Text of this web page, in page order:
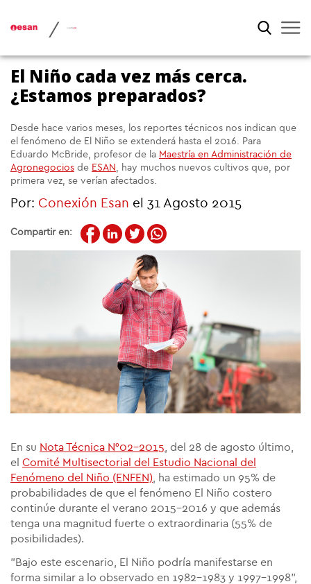
/
El Niño cada vez más cerca.
¿Estamos preparados?
Desde hace varios meses, los reportes técnicos nos indican que
el fenómeno de El Niño se extenderá hasta el 2016. Para
Eduardo McBride, profesor de la Maestría en Administración de
Agronegocios de ESAN , hay muchos nuevos cultivos que, por
primera vez, se verían afectados.
Por: Conexión Esan el 31 Agosto 2015
Compartir en:
En su Nota Técnica N°02-2015 , del 28 de agosto último,
el Comité Multisectorial del Estudio Nacional del
Fenómeno del Niño (ENFEN) , ha estimado un 95% de
probabilidades de que el fenómeno El Niño costero
continúe durante el verano 2015-2016 y que además
tenga una magnitud fuerte o extraordinaria (55% de
posibilidades).
"Bajo este escenario, El Niño podría manifestarse en
forma similar a lo observado en 1982-1983 y 1997-1998",